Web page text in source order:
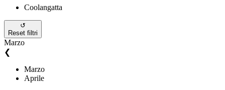
Coolangatta
↺
Reset filtri
Marzo
❮
Marzo
Aprile